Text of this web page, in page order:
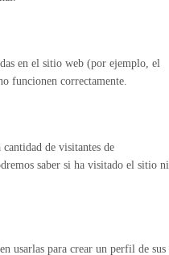
El Texto
Local
en el sitio web (por ejemplo, el
funcionen correctamente.
de visitantes de
saber si ha visitado el sitio ni
usarlas para crear un perfil de sus